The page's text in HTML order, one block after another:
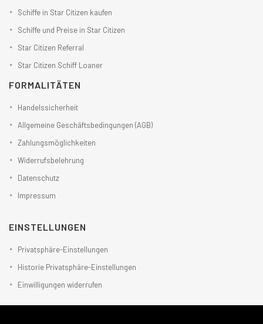
Schiffe in Star Citizen kaufen
Schiffe und Preise in Star Citizen
Star Citizen Referral
Star Citizen Schiff Loaner
FORMALITÄTEN
Handelssicherheit
Allgemeine Geschäftsbedingungen (AGB)
Zahlungsmöglichkeiten
Widerrufsbelehrung
Datenschutz
Impressum
EINSTELLUNGEN
Privatsphäre-Einstellungen
Historie Privatsphäre-Einstellungen
Einwilligungen widerrufen